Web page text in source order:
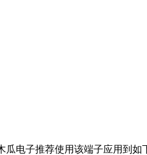
电子推荐使用该端子应用到如